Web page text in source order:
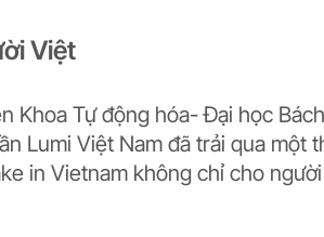
Việt
Khoa Tự động hóa- Đại học Bách
Lumi Việt Nam đã trải qua một
in Vietnam không chỉ cho người